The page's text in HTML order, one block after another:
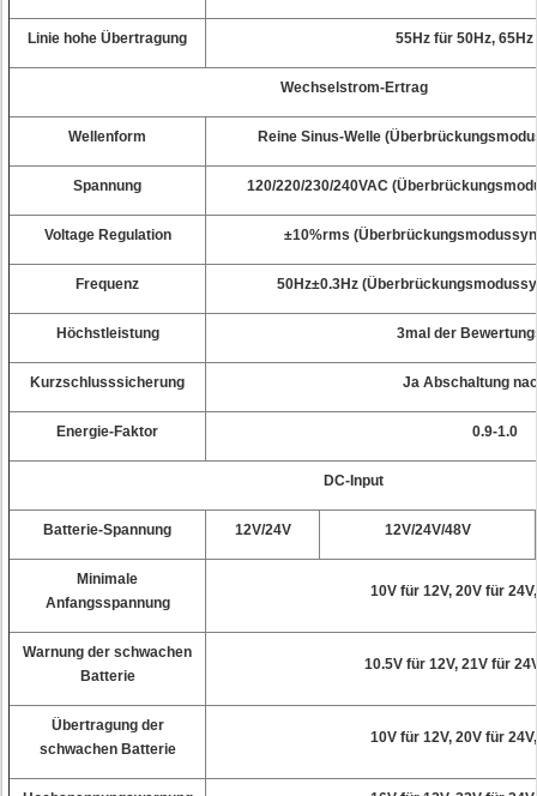
Linie hohe Übertragung 55Hz für 50Hz,
Wechselstrom-Ertrag
Wellenform Reine Sinus-Welle
Spannung 120/220/230/240VAC
Voltage Regulation ±10%rms
Frequenz 50Hz±0.3Hz
Höchstleistung 3mal der
Kurzschlusssicherung Ja Abschaltung
Energie-Faktor 0.9-1.0
DC-Input
Batterie-Spannung 12V/24V 12V/24V/48V
Minimale
Anfangsspannung
10V für 12V, 20V für
Warnung der schwachen
Batterie
10.5V für 12V, 21V für
Übertragung der
schwachen Batterie
10V für 12V, 20V für